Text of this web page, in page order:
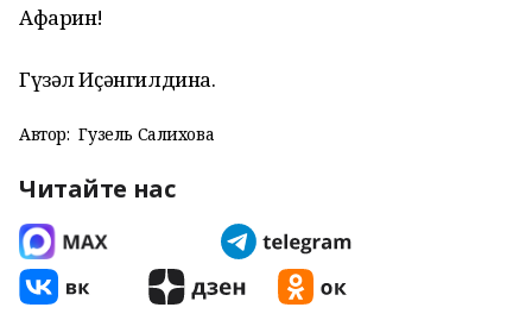
Афарин!
Гүзәл Иҫәнгилдина.
Автор: Гузель Салихова
Читайте нас